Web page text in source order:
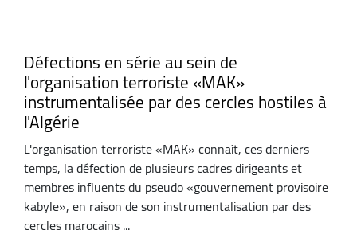
Défections en série au sein de
l'organisation terroriste «MAK»
instrumentalisée par des cercles hostiles à
l'Algérie
L'organisation terroriste «MAK» connaît, ces derniers
temps, la défection de plusieurs cadres dirigeants et
membres influents du pseudo «gouvernement provisoire
kabyle», en raison de son instrumentalisation par des
cercles marocains ...